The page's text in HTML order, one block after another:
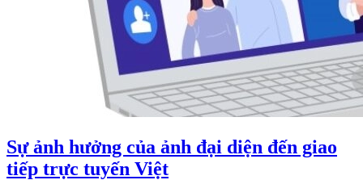
Sự ảnh hưởng của ảnh đại diện đến giao
tiếp trực tuyến Việt